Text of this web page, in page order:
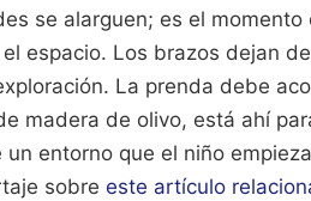
se alarguen; es el
espacio. Los brazos dejan
La prenda debe
madera de olivo, está ahí
entorno que el niño
sobre este artículo